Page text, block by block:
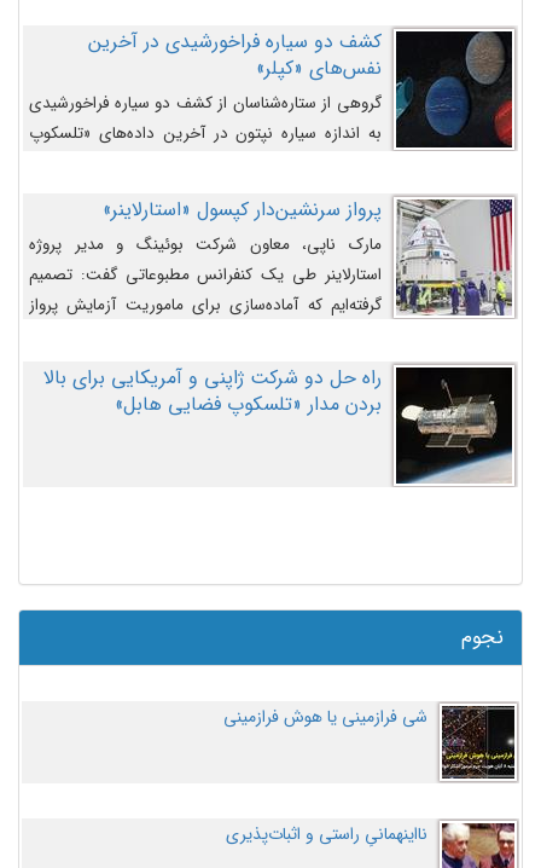
کشف دو سیاره فراخورشیدی در آخرین
نفس‌های «کپلر»
گروهی از ستاره‌شناسان از کشف دو سیاره فراخورشیدی
به اندازه سیاره نپتون در آخرین داده‌های «تلسکوپ
پرواز سرنشین‌دار کپسول «استارلاینر»
مارک ناپی، معاون شرکت بوئینگ و مدیر پروژه
استارلاینر طی یک کنفرانس مطبوعاتی گفت: تصمیم
گرفته‌ایم که آماده‌سازی برای ماموریت آزمایش پرواز
اصلاح کنیم.
راه حل دو شرکت ژاپنی و آمریکایی برای بالا
بردن مدار «تلسکوپ فضایی هابل»
نجوم
شی فرازمینی یا هوش فرازمینی
نااینهمانیِ راستی و اثبات‌پذیری